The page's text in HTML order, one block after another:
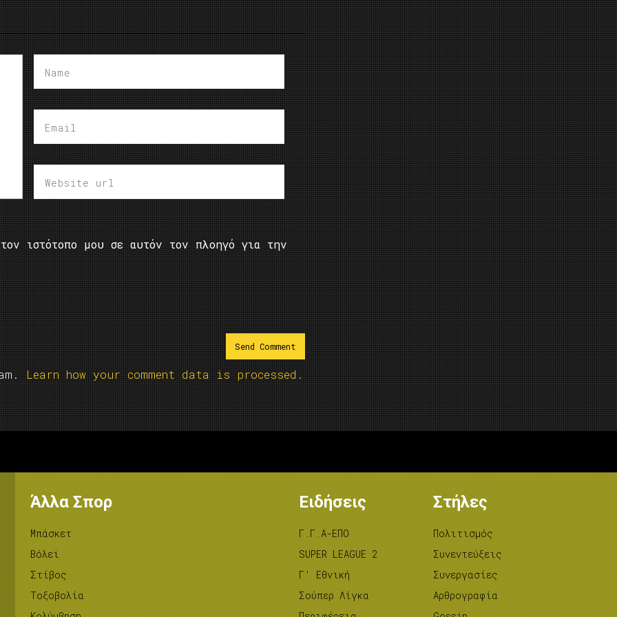
ιστότοπο μου σε αυτόν τον πλοηγό για την
Learn how your comment data is processed.
Άλλα Σπορ
Μπάσκετ
Βόλεϊ
Στίβος
Tοξοβολία
Ειδήσεις
Γ.Γ.Α-ΕΠΟ
SUPER LEAGUE 2
Γ’ Εθνική
Σούπερ Λίγκα
Στήλες
Πολιτισμός
Συνεντεύξεις
Συνεργασίες
Αρθρογραφία